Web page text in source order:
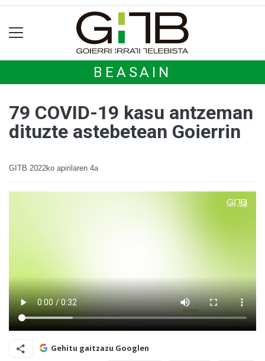
BEASAIN
79 COVID-19 kasu antzeman
dituzte astebetean Goierrin
GITB 2022ko apirilaren 4a
Gehitu gaitzazu Googlen